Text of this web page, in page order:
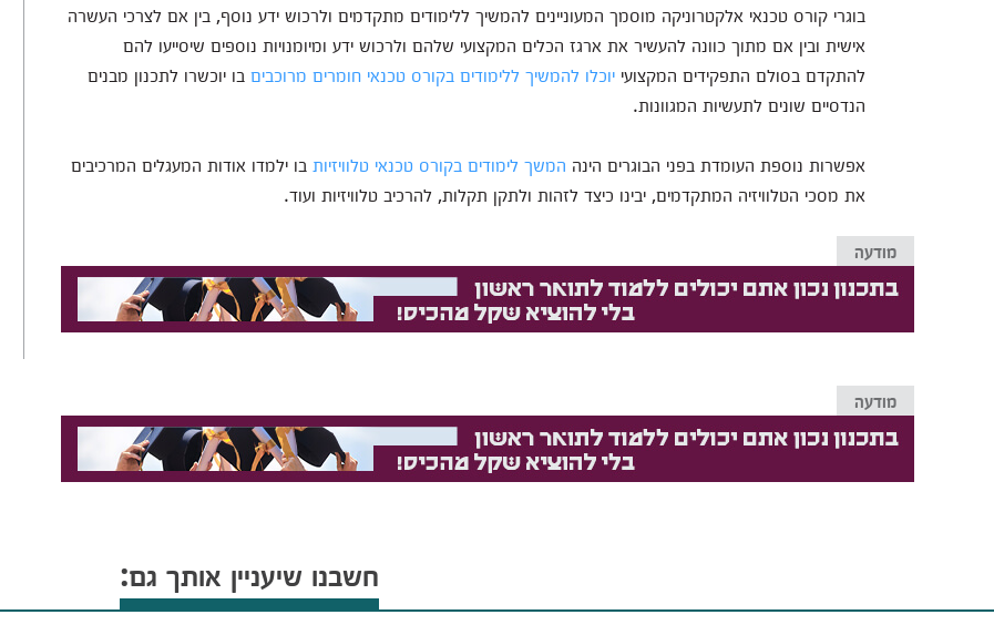
בוגרי קורס טכנאי אלקטרוניקה מוסמך המעוניינים להמשיך ללימודים מתקדמים ולרכוש ידע נוסף, בין אם לצרכי העשרה
אישית ובין אם מתוך כוונה להעשיר את ארגז הכלים המקצועי שלהם ולרכוש ידע ומיומנויות נוספים שיסייעו להם
להתקדם בסולם התפקידים המקצועי יוכלו להמשיך ללימודים בקורס טכנאי חומרים מרוכבים בו יוכשרו לתכנון מבנים
הנדסיים שונים לתעשיות המגוונות.
אפשרות נוספת העומדת בפני הבוגרים הינה המשך לימודים בקורס טכנאי טלוויזיות בו ילמדו אודות המעגלים המרכיבים
את מסכי הטלוויזיה המתקדמים, יבינו כיצד לזהות ולתקן תקלות, להרכיב טלוויזיות ועוד.
מודעה
מודעה
חשבנו שיעניין אותך גם: